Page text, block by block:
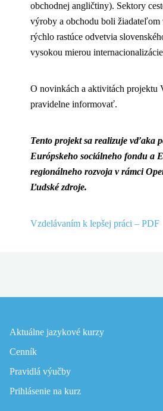
obchodnej angličtiny). Sektory
výroby a obchodu boli žiadateľom
rýchlo rastúce odvetvia
vysokou mierou
O novinkách a aktivitách projektu
pravidelne informovať.
Tento projekt sa realizuje vďaka
Európskeho sociálneho fondu a
regionálneho rozvoja v rámci
Ľudské zdroje.
Vzdelávaním k lepšej práci – PDF
Aktuálne jazykové kurzy
Cenník
Pravidlá výučby
Prihlásenie na kurz